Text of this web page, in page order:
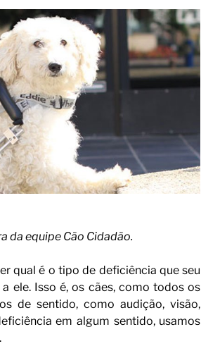
da equipe Cão Cidadão.
qual é o tipo de deficiência que seu
ele. Isso é, os cães, como todos os
de sentido, como audição, visão,
em algum sentido, usamos